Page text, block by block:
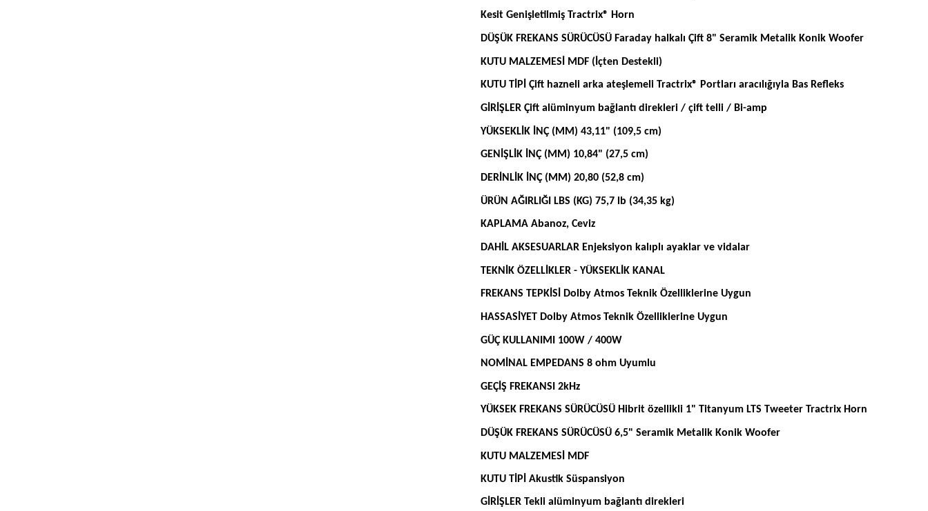
Kesit Genişletilmiş Tractrix® Horn
DÜŞÜK FREKANS SÜRÜCÜSÜ Faraday halkalı Çift 8" Seramik Metalik Konik Woofer
KUTU MALZEMESİ MDF (İçten Destekli)
KUTU TİPİ Çift hazneli arka ateşlemeli Tractrix® Portları aracılığıyla Bas Refleks
GİRİŞLER Çift alüminyum bağlantı direkleri / çift telli / Bi-amp
YÜKSEKLİK İNÇ (MM) 43,11" (109,5 cm)
GENİŞLİK İNÇ (MM) 10,84" (27,5 cm)
DERİNLİK İNÇ (MM) 20,80 (52,8 cm)
ÜRÜN AĞIRLIĞI LBS (KG) 75,7 lb (34,35 kg)
KAPLAMA Abanoz, Ceviz
DAHİL AKSESUARLAR Enjeksiyon kalıplı ayaklar ve vidalar
TEKNİK ÖZELLİKLER - YÜKSEKLİK KANAL
FREKANS TEPKİSİ Dolby Atmos Teknik Özelliklerine Uygun
HASSASİYET Dolby Atmos Teknik Özelliklerine Uygun
GÜÇ KULLANIMI 100W / 400W
NOMİNAL EMPEDANS 8 ohm Uyumlu
GEÇİŞ FREKANSI 2kHz
YÜKSEK FREKANS SÜRÜCÜSÜ Hibrit özellikli 1" Titanyum LTS Tweeter Tractrix Horn
DÜŞÜK FREKANS SÜRÜCÜSÜ 6,5" Seramik Metalik Konik Woofer
KUTU MALZEMESİ MDF
KUTU TİPİ Akustik Süspansiyon
GİRİŞLER Tekli alüminyum bağlantı direkleri